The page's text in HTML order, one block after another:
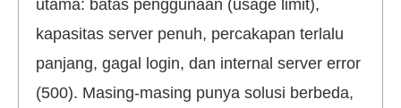
utama: batas penggunaan (usage limit),
kapasitas server penuh, percakapan terlalu
panjang, gagal login, dan internal server error
(500). Masing-masing punya solusi berbeda,